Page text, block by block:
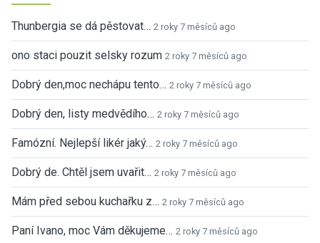
Thunbergia se dá pěstovat… 2 roky 7 měsíců ago
ono staci pouzit selsky rozum 2 roky 7 měsíců ago
Dobrý den,moc nechápu tento… 2 roky 7 měsíců ago
Dobrý den, listy medvědího… 2 roky 7 měsíců ago
Famózní. Nejlepší likér jaký… 2 roky 7 měsíců ago
Dobrý de. Chtěl jsem uvařit… 2 roky 7 měsíců ago
Mám před sebou kuchařku z… 2 roky 7 měsíců ago
Paní Ivano, moc Vám děkujeme… 2 roky 7 měsíců ago